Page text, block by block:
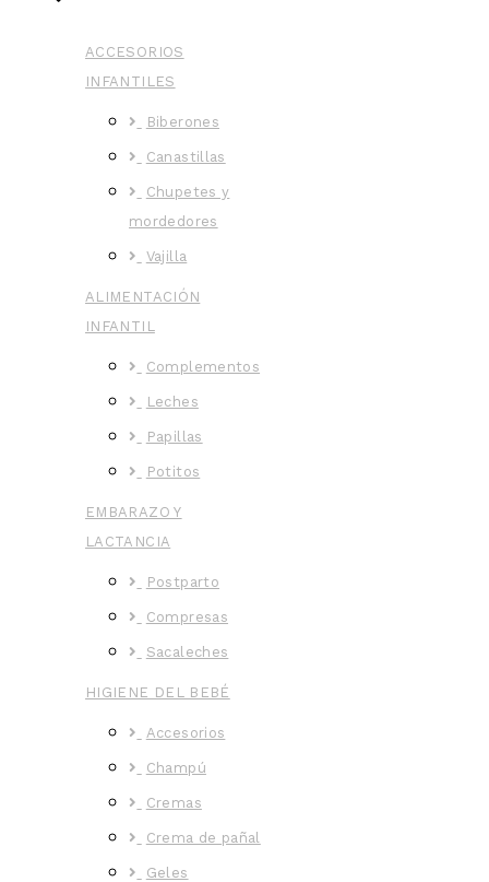
ACCESORIOS
INFANTILES
Biberones
Canastillas
Chupetes y
mordedores
Vajilla
ALIMENTACIÓN
INFANTIL
Complementos
Leches
Papillas
Potitos
EMBARAZO Y
LACTANCIA
Postparto
Compresas
Sacaleches
HIGIENE DEL BEBÉ
Accesorios
Champú
Cremas
Crema de pañal
Geles